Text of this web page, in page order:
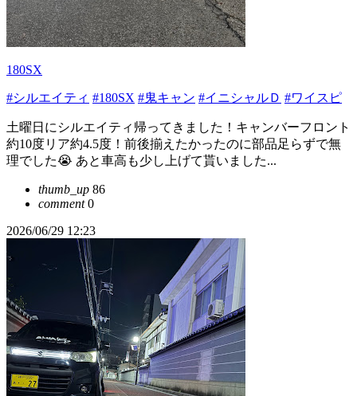
180SX
#シルエイティ #180SX #鬼キャン #イニシャルＤ #ワイスピ
土曜日にシルエイティ帰ってきました！キャンバーフロント
約10度リア約4.5度！前後揃えたかったのに部品足らずで無
理でした😭 あと車高も少し上げて貰いました...
thumb_up 86
comment0
2026/06/29 12:23